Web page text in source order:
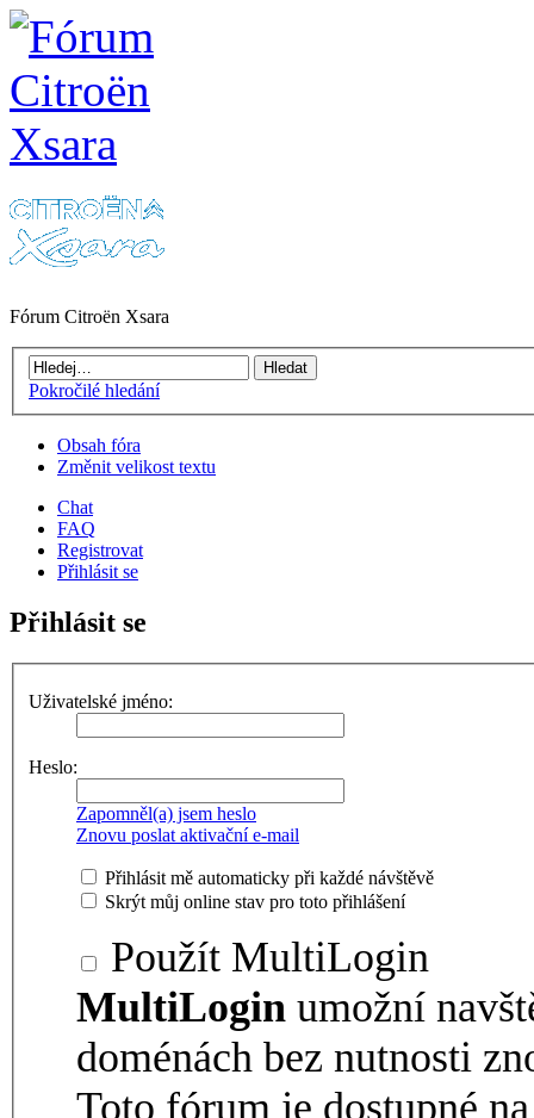
Fórum Citroën Xsara
Pokročilé hledání
Obsah fóra
Změnit velikost textu
Chat
FAQ
Registrovat
Přihlásit se
Přihlásit se
Uživatelské jméno:
Heslo:
Zapomněl(a) jsem heslo
Znovu poslat aktivační e-mail
Přihlásit mě automaticky při každé návštěvě
Skrýt můj online stav pro toto přihlášení
Použít MultiLogin
MultiLogin umožní
doménách bez nutnosti
Toto fórum je dostupné